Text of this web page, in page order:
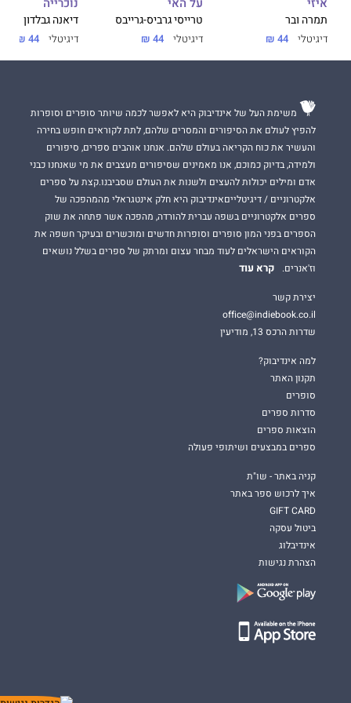
תמרה ובר
דיגיטלי 44 ₪
טרייסי גרביס-גרייבס
דיגיטלי 44 ₪
דיאנה גבלדון
דיגיטלי 44 ₪
משימת העל של אינדיבוק היא לאפשר לכמה שיותר סופרים וסופרות
להפיץ לעולם את הסיפורים והמסרים שלהם, לתת לקוראים חופש בחירה
והעשיר את כוח הקריאה בעולם שלהם. אנחנו אוהבים ספרים, סיפורים
ולמידה, בדיוק כמוכם, אנו מאמינים שסיפורים מעצבים את מי שאנחנו כבני
אדם ומילים יכולות להעצים ולשנות את העולם שסביבנו.קצת על ספרים
אלקטרוניים / דיגיטלייםאינדיבוק היא חלק אינטגראלי מהמהפכה של
ספרים אלקטרוניים בשפה עברית להורדה, מהפכה אשר פתחה את שוק
הספרים בפני המון סופרים וסופרות חדשים ומוכשרים ובעיקר חשפה את
הקוראים הישראלים לעוד מבחר עצום ומרתק של ספרים בשלל נושאים
וז'אנרים.
קרא עוד
יצירת קשר
office@indiebook.co.il
שדרות הרכס 13, מודיעין
למה אינדיבוק?
תקנון האתר
סופרים
סדרות ספרים
הוצאות ספרים
ספרים במבצעים ושיתופי פעולה
קניה באתר - שו"ת
איך לרכוש ספר באתר
GIFT CARD
ביטול עסקה
אינדיבלוג
הצהרת נגישות